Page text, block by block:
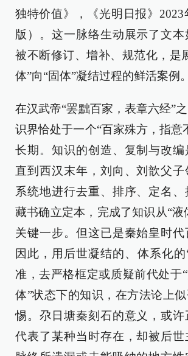
独特价值》，《光明日报》2023
版）。这一脉络生动展示了文本
被不断修订、增补、规范化，是
体”向“固体”凝结过程的鲜活案例。
在汉武帝“罢黜百家，表章六经”
识界恰处于一个“百家殊方，指意
长期。知识的创造、复制与改编
直到西汉末年，刘向、刘歆父
系统地进行去重、排序、定名
藏书确立定本，完成了知识从“液
关键一步。但这已是秦始皇时代
因此，用后世凝结的、体系化
准，去严格框定或质疑前代处于
体”状态下的知识，在方法论上
惕。尕日塘秦刻石的意义，或
代表了某种当时存在，却被后